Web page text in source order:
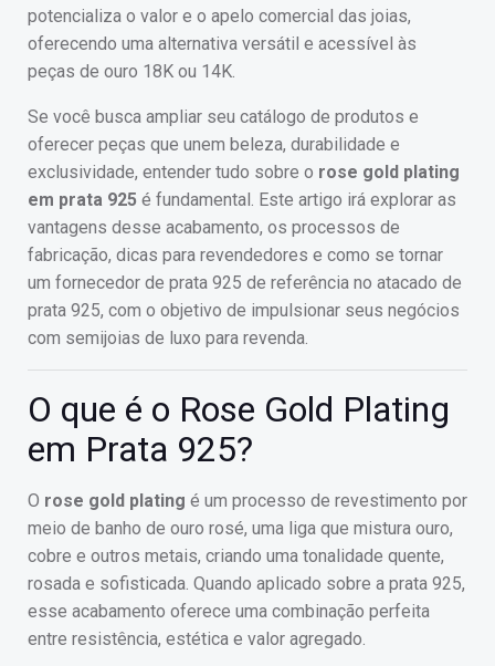
potencializa o valor e o apelo comercial das joias,
oferecendo uma alternativa versátil e acessível às
peças de ouro 18K ou 14K.
Se você busca ampliar seu catálogo de produtos e
oferecer peças que unem beleza, durabilidade e
exclusividade, entender tudo sobre o rose gold plating
em prata 925 é fundamental. Este artigo irá explorar as
vantagens desse acabamento, os processos de
fabricação, dicas para revendedores e como se tornar
um fornecedor de prata 925 de referência no atacado de
prata 925, com o objetivo de impulsionar seus negócios
com semijoias de luxo para revenda.
O que é o Rose Gold Plating
em Prata 925?
O rose gold plating é um processo de revestimento por
meio de banho de ouro rosé, uma liga que mistura ouro,
cobre e outros metais, criando uma tonalidade quente,
rosada e sofisticada. Quando aplicado sobre a prata 925,
esse acabamento oferece uma combinação perfeita
entre resistência, estética e valor agregado.